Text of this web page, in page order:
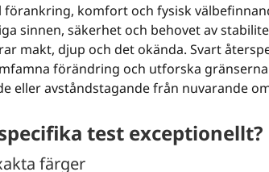
förankring, komfort och fysisk
sinnen, säkerhet och behovet av
makt, djup och det okända. Svart
förändring och utforska
eller avståndstagande från nuvarande
test exceptionellt?
färger